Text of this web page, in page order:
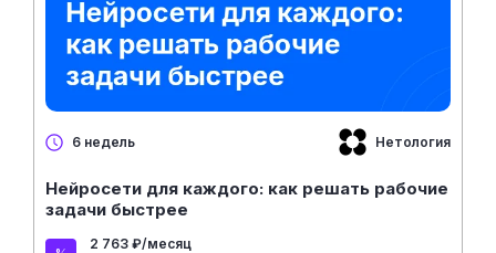
6 недель Нетология
Нейросети для каждого: как решать рабочие
задачи быстрее
2 763 ₽/месяц